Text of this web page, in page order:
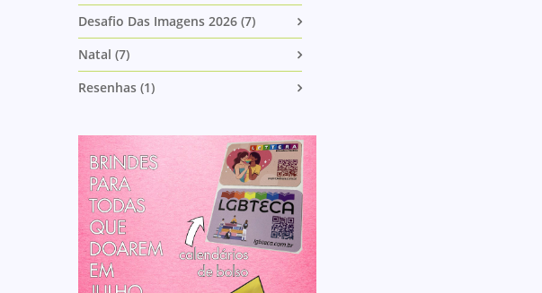
Desafio Das Imagens 2026 (7)
Natal (7)
Resenhas (1)